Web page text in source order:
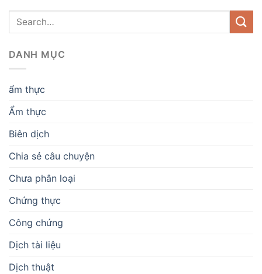
DANH MỤC
ẩm thực
Ẩm thực
Biên dịch
Chia sẻ câu chuyện
Chưa phân loại
Chứng thực
Công chứng
Dịch tài liệu
Dịch thuật